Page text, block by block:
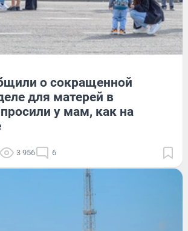
о сокращенной
для матерей в
у мам, как на
3 956 6